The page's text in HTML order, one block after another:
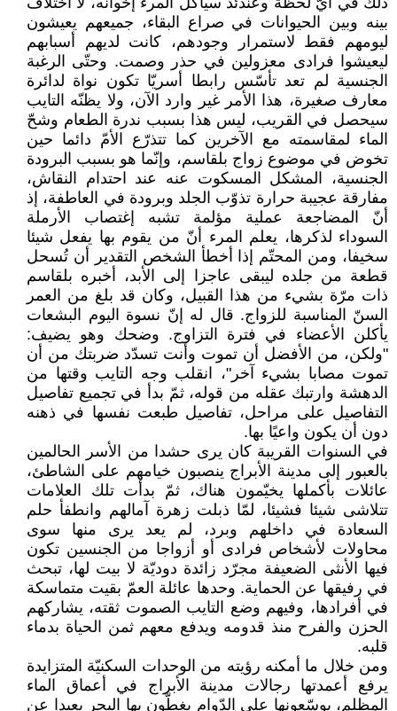
بينه وبين الحيوانات في صراع البقاء، جميعهم يعيشون
ليومهم فقط لاستمرار وجودهم، كانت لديهم أسبابهم
ليعيشوا فرادى معزولين في حذر وصمت. وحتّى الرغبة
الجنسية لم تعد تأسّس رابطا أسريّا تكون نواة لدائرة
معارف صغيرة، هذا الأمر غير وارد الآن، ولا يظنّه التايب
سيحصل في القريب، ليس هذا بسبب ندرة الطعام وشحّ
الماء لمقاسمته مع الآخرين كما تتذرّع الأمّ دائما حين
تخوض في موضوع زواج بلقاسم، وإنّما هو بسبب البرودة
الجنسية، المشكل المسكوت عنه عند احتدام النقاش،
مفارقة عجيبة حرارة تذوّب الجلد وبرودة في العاطفة، إذ
أنّ المضاجعة عملية مؤلمة تشبه إغتصاب الأرملة
السوداء لذكرها، يعلم المرء أنّ من يقوم بها يفعل شيئا
سخيفا، ومن المحتّم إذا أخطأ الشخص التقدير أن تُسحل
قطعة من جلده ليبقى عاجزا إلى الأبد، أخبره بلقاسم
ذات مرّة بشيء من هذا القبيل، وكان قد بلغ من العمر
السنّ المناسبة للزواج. قال له إنّ نسوة اليوم البشعات
يأكلن الأعضاء في فترة التزاوج. وضحك وهو يضيف:
"ولكن، من الأفضل أن تموت وأنت تسدّد ضربتك من أن
تموت مصابا بشيء آخر"، انقلب وجه التايب وقتها من
الدهشة وارتبك عقله من قوله، ثمّ بدأ في تجميع تفاصيل
التفاصيل على مراحل، تفاصيل طبعت نفسها في ذهنه
دون أن يكون واعيًا بها.
في السنوات القريبة كان يرى حشدا من الأسر الحالمين
بالعبور إلى مدينة الأبراج ينصبون خيامهم على الشاطئ،
عائلات بأكملها يخيّمون هناك، ثمّ بدأت تلك العلامات
تتلاشى شيئا فشيئا، لمّا ذبلت زهرة آمالهم وانطفأ حلم
السعادة في داخلهم وبرد، لم يعد يرى منها سوى
محاولات لأشخاص فرادى أو أزواجا من الجنسين تكون
فيها الأنثى الضعيفة مجرّد زائدة دوديّة لا بيت لها، تبحث
في رفيقها عن الحماية. وحدها عائلة العمّ بقيت متماسكة
في أفرادها، وفيهم وضع التايب الصموت ثقته، يشاركهم
الحزن والفرح منذ قدومه ويدفع معهم ثمن الحياة بدماء
قلبه.
ومن خلال ما أمكنه رؤيته من الوحدات السكنيّة المتزايدة
يرفع أعمدتها رجالات مدينة الأبراج في أعماق الماء
المظلم، يوسّعونها على الدّوام يغطّون بها البحر بعيدا عن